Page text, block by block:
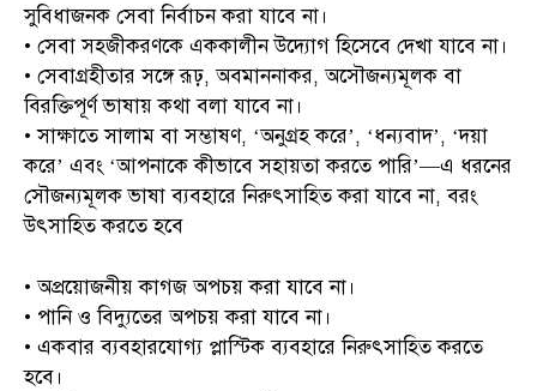
সুবিধাজনক সেবা নির্বাচন করা যাবে না।
• সেবা সহজীকরণকে এককালীন উদ্যোগ হিসেবে দেখা যাবে না।
• সেবাগ্রহীতার সঙ্গে রূঢ়, অবমাননাকর, অসৌজন্যমূলক বা
বিরক্তিপূর্ণ ভাষায় কথা বলা যাবে না।
• সাক্ষাতে সালাম বা সম্ভাষণ, ‘অনুগ্রহ করে’, ‘ধন্যবাদ’, ‘দয়া
করে’ এবং ‘আপনাকে কীভাবে সহায়তা করতে পারি’—এ ধরনের
সৌজন্যমূলক ভাষা ব্যবহারে নিরুৎসাহিত করা যাবে না, বরং
উৎসাহিত করতে হবে
• অপ্রয়োজনীয় কাগজ অপচয় করা যাবে না।
• পানি ও বিদ্যুতের অপচয় করা যাবে না।
• একবার ব্যবহারযোগ্য প্লাস্টিক ব্যবহারে নিরুৎসাহিত করতে
হবে।